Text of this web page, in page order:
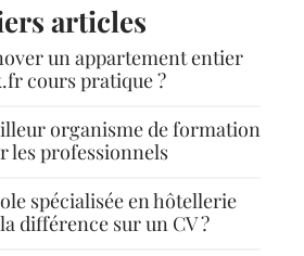
articles
un appartement entier
cours pratique ?
organisme de formation
les professionnels
spécialisée en hôtellerie
différence sur un CV ?